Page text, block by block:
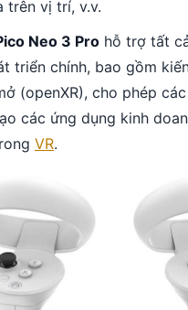
trên vị trí, v.v.
Neo 3 Pro hỗ trợ tất
triển chính, bao gồm
(openXR), cho phép
các ứng dụng kinh
VR.